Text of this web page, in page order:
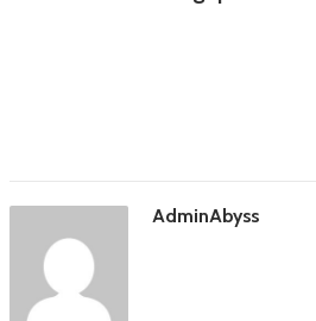
AdminAbyss